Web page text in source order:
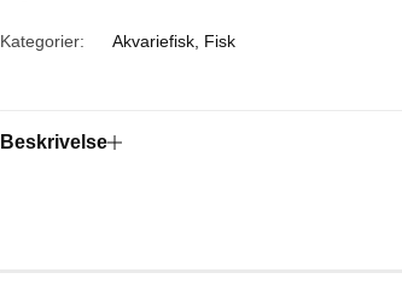
Kategorier: Akvariefisk Fisk
Beskrivelse